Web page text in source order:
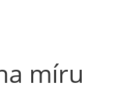
míru